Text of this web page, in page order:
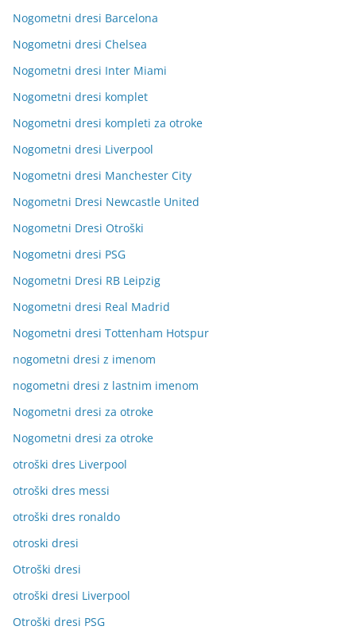
Nogometni dresi Barcelona
Nogometni dresi Chelsea
Nogometni dresi Inter Miami
Nogometni dresi komplet
Nogometni dresi kompleti za otroke
Nogometni dresi Liverpool
Nogometni dresi Manchester City
Nogometni Dresi Newcastle United
Nogometni Dresi Otroški
Nogometni dresi PSG
Nogometni Dresi RB Leipzig
Nogometni dresi Real Madrid
Nogometni dresi Tottenham Hotspur
nogometni dresi z imenom
nogometni dresi z lastnim imenom
Nogometni dresi za otroke
Nogometni dresi za otroke
otroški dres Liverpool
otroški dres messi
otroški dres ronaldo
otroski dresi
Otroški dresi
otroški dresi Liverpool
Otroški dresi PSG